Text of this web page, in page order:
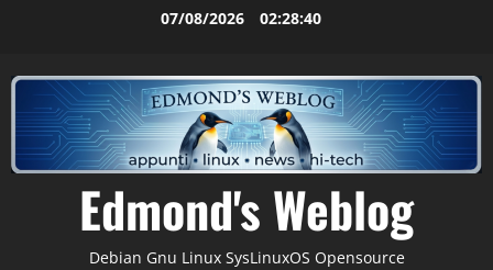
07/08/2026 02:28:41
Edmond's Weblog
Debian Gnu Linux SysLinuxOS Opensource